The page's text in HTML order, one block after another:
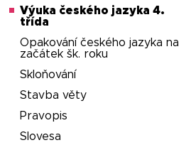
Výuka českého jazyka 4.
třída
Opakování českého jazyka na
začátek šk. roku
Skloňování
Stavba věty
Pravopis
Slovesa